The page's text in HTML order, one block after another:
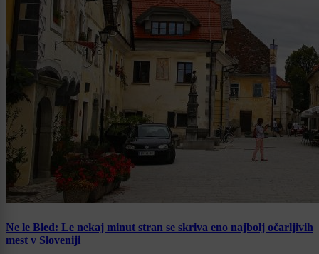
Ne le Bled: Le nekaj minut stran se skriva eno najbolj očarljivih
mest v Sloveniji